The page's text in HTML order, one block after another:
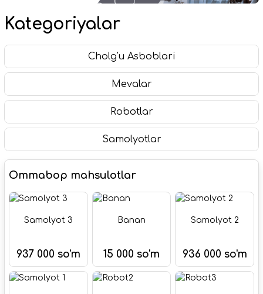
Kategoriyalar
Cholg'u Asboblari
Mevalar
Robotlar
Samolyotlar
Ommabop mahsulotlar
Samolyot 3
937 000 so'm
Banan
15 000 so'm
Samolyot 2
936 000 so'm